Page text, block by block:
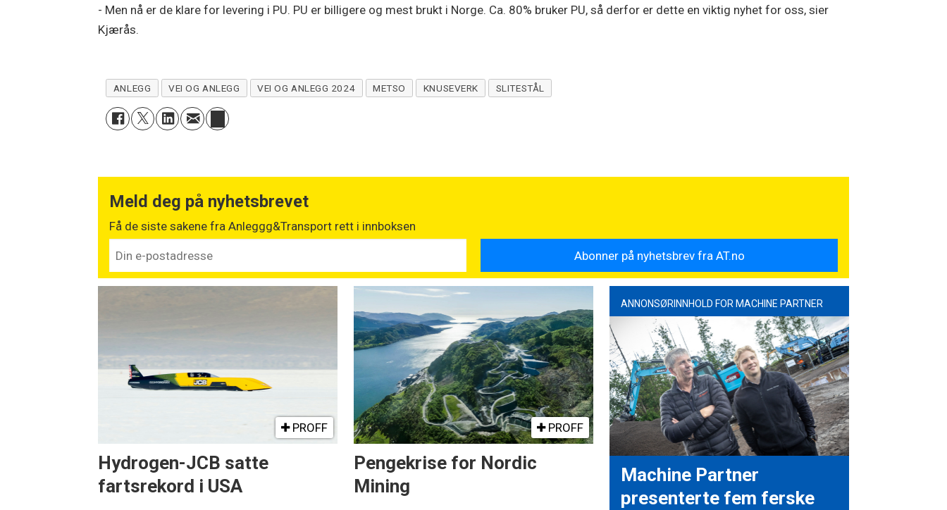
- Men nå er de klare for levering i PU. PU er billigere og mest brukt i Norge. Ca. 80% bruker PU, så derfor er dette en viktig nyhet for oss, sier
Kjærås.
ANLEGG VEI OG ANLEGG VEI OG ANLEGG 2024 METSO KNUSEVERK SLITESTÅL
Meld deg på nyhetsbrevet
Få de siste sakene fra Anleggg&Transport rett i innboksen
PROFF
Hydrogen-JCB satte
fartsrekord i USA
PROFF
Pengekrise for Nordic
Mining
ANNONSØRINNHOLD FOR MACHINE PARTNER
Machine Partner
presenterte fem ferske